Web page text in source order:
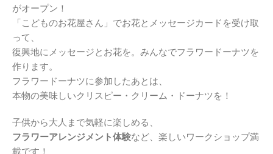
がオープン！
「こどものお花屋さん」でお花とメッセージカードを受け取
って、
復興地にメッセージとお花を。みんなでフラワードーナツを
作ります。
フラワードーナツに参加したあとは、
本物の美味しいクリスピー・クリーム・ドーナツを！
子供から大人まで気軽に楽しめる、
フラワーアレンジメント体験など、楽しいワークショップ満
載です！